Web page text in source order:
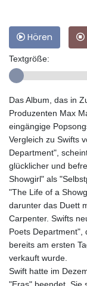
Hören
Textgröße:
Das Album, das in
Produzenten Max
eingängige
Vergleich zu Swifts
Department",
glücklicher und
Showgirl" als
"The Life of a
darunter das Duett
Carpenter. Swifts
Poets Department",
bereits am ersten
verkauft wurde.
Swift hatte im
"Eras" beendet. Sie